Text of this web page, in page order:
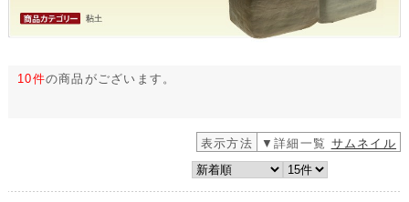
10件の商品がございます。
表示方法 ▼詳細一覧 サムネイル